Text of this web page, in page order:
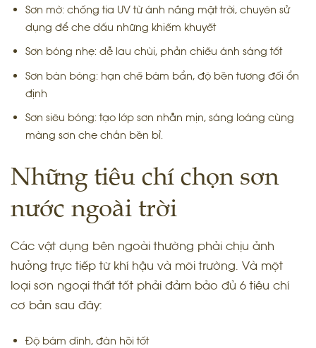
Sơn mờ: chống tia UV từ ánh nắng mặt trời, chuyên sử
dụng để che dấu những khiếm khuyết
Sơn bóng nhẹ: dễ lau chùi, phản chiếu ánh sáng tốt
Sơn bán bóng: hạn chế bám bẩn, độ bền tương đối ổn
định
Sơn siêu bóng: tạo lớp sơn nhẵn mịn, sáng loáng cùng
màng sơn che chắn bền bỉ.
Những tiêu chí chọn sơn
nước ngoài trời
Các vật dụng bên ngoài thường phải chịu ảnh
hưởng trực tiếp từ khí hậu và môi trường. Và một
loại sơn ngoại thất tốt phải đảm bảo đủ 6 tiêu chí
cơ bản sau đây:
Độ bám dính, đàn hồi tốt